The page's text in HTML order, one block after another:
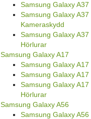
Samsung Galaxy A37
Samsung Galaxy
Kameraskydd
Samsung Galaxy
Hörlurar
Samsung Galaxy A17
Samsung Galaxy
Samsung Galaxy A17
Samsung Galaxy
Hörlurar
Samsung Galaxy A56
Samsung Galaxy